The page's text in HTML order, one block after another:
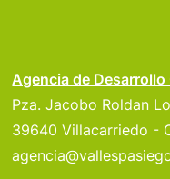
Agencia de Desarrollo
Pza. Jacobo Roldan
39640 Villacarriedo -